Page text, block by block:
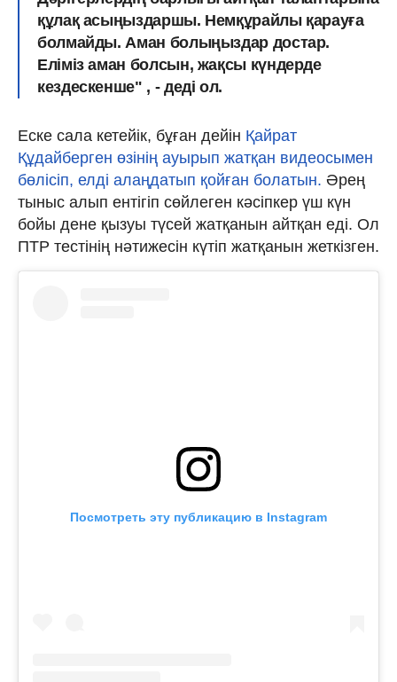
құлақ асыңыздаршы. Немқұрайлы қарауға
болмайды. Аман болыңыздар достар.
Еліміз аман болсын, жақсы күндерде
кездескенше" , - деді ол.
Еске сала кетейік, бұған дейін Қайрат
Құдайберген өзінің ауырып жатқан видеосымен
бөлісіп, елді алаңдатып қойған болатын. Әрең
тыныс алып ентігіп сөйлеген кәсіпкер үш күн
бойы дене қызуы түсей жатқанын айтқан еді. Ол
ПТР тестінің нәтижесін күтіп жатқанын жеткізген.
Посмотреть эту публикацию в Instagram